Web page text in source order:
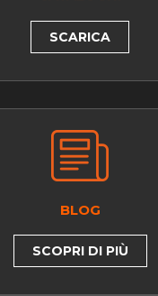
SCARICA
BLOG
SCOPRI DI PIÙ